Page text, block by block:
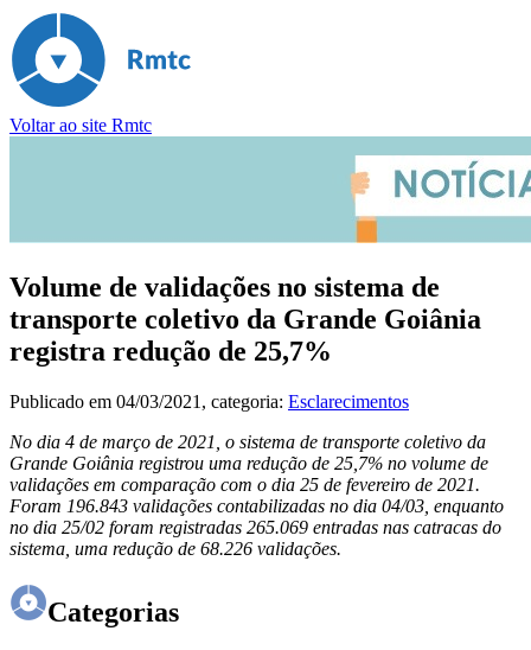
Voltar ao site Rmtc
Volume de validações no sistema de
transporte coletivo da Grande Goiânia
registra redução de 25,7%
Publicado em 04/03/2021 , categoria: Esclarecimentos
No dia 4 de março de 2021, o sistema de transporte coletivo da
Grande Goiânia registrou uma redução de 25,7% no volume de
validações em comparação com o dia 25 de fevereiro de 2021.
Foram 196.843 validações contabilizadas no dia 04/03, enquanto
no dia 25/02 foram registradas 265.069 entradas nas catracas do
sistema, uma redução de 68.226 validações.
Categorias